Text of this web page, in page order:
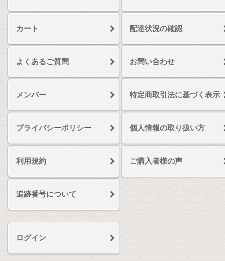
カート 配達状況の確認
よくあるご質問 お問い合わせ
メンバー 特定商取引法に基づく表示
プライバシーポリシー 個人情報の取り扱い方
利用規約 ご購入者様の声
追跡番号について
ログイン